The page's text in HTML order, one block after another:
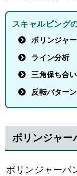
スキャルピング
ボリンジャ
ライン分析
三角保ち合
反転パターン
ボリンジャー
ボリンジャーバ